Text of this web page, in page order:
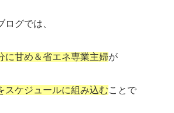
グでは、
に甘め＆省エネ専業主婦が
スケジュールに組み込むことで